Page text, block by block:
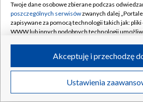
Rada Programowa
System NOS
Informacje o nadawcy
Program dla prasy
Ogłoszenie przetargowe
Kontakt
Kanały
©2026 Telewizja Polska S.A.
Twoje dane osobowe zbierane podczas
poszczególnych serwisówzwanych dalej
zapisywane za pomocą technologii takich jak:
WWW lub innych podobnych technologii
ruchu w Internecie.
Twoje dane osobowe zbierane podczas
poszczególnych serwisówna Portalu, takie jak
Ustawienia
Akceptuję i przechodzę